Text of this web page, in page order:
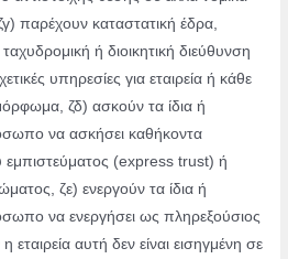
καταστατική έδρα,
ή διοικητική διεύθυνση
υπηρεσίες για εταιρεία ή κάθε
ζδ) ασκούν τα ίδια ή
να ασκήσει καθήκοντα
εμπιστεύματος (express trust) ή
ζε) ενεργούν τα ίδια ή
να ενεργήσει ως πληρεξούσιος
εταιρεία αυτή δεν είναι εισηγμένη σε